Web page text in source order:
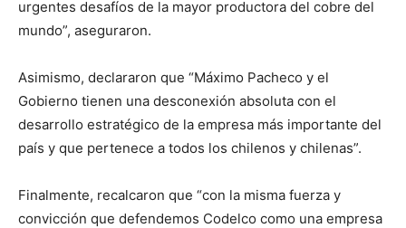
urgentes desafíos de la mayor productora del cobre del
mundo”, aseguraron.
Asimismo, declararon que “Máximo Pacheco y el
Gobierno tienen una desconexión absoluta con el
desarrollo estratégico de la empresa más importante del
país y que pertenece a todos los chilenos y chilenas”.
Finalmente, recalcaron que “con la misma fuerza y
convicción que defendemos Codelco como una empresa